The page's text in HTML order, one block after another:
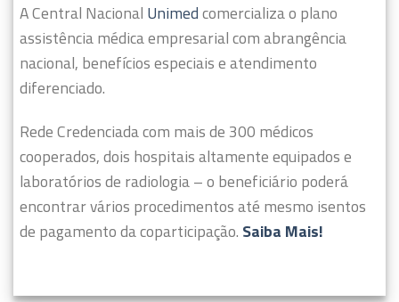
A Central Nacional Unimedcomercializa o plano
assistência médica empresarial com abrangência
nacional, benefícios especiais e atendimento
diferenciado.
Rede Credenciada com mais de 300 médicos
cooperados, dois hospitais altamente equipados e
laboratórios de radiologia – o beneficiário poderá
encontrar vários procedimentos até mesmo isentos
de pagamento da coparticipação. Saiba Mais!